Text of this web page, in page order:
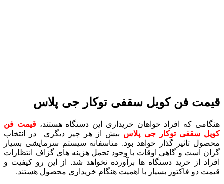
قیمت فن کویل سقفی توکار جی پلاس
هنگامی که افراد خواهان خریداری این دستگاه هستند،قیمت فن
کویل سقفی توکار جی پلاس بیش از هر چیز دیگری در انتخاب
محصول تاثیر گذار خواهد بود. متاسفانه سیستم سرمایشی بسیار
گران است و گاهی اوقات با وجود تحمل هزینه های گزاف انتظارات
افراد از خرید دستگاه ها برآورده نخواهد شد. از این رو کیفیت و
قیمت دو فاکتور بسیار با اهمیت هنگام خریداری محصول هستند.